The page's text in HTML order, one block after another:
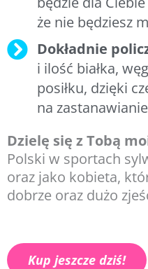
że nie będziesz
Dokładnie
i ilość białka,
posiłku, dzięki
na
Dzielę się z Tobą
Polski w sportach
oraz jako kobieta,
dobrze oraz dużo
Kup jeszcze dziś!